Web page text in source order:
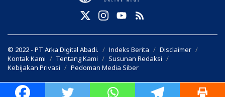
© 2022 - PT Arka Digital Abadi. Indeks Berita
Disclaimer
Kontak Kami
Tentang Kami
Susunan Redaksi
Kebijakan Privasi
Pedoman Media Siber